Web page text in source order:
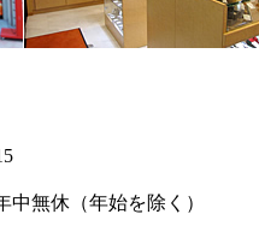
無休（年始を除く）